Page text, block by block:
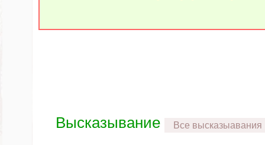
Высказывание Все высказыавания